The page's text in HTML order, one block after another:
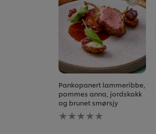
Pankopanert lammeribbe,
pommes anna, jordskokk
og brunet smørsjy
Ingen
vurderinger